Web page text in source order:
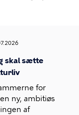
skal sætte
for
ny, ambitiøs
af